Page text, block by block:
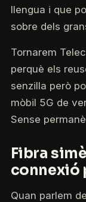
llengua i que
sobre dels
Tornarem
perquè els
senzilla però
mòbil 5G de
Sense
Fibra
connexió
Quan parlem